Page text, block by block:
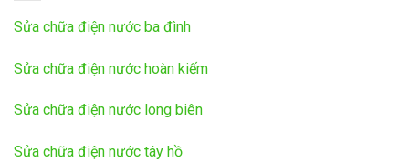
Sửa chữa điện nước ba đình
Sửa chữa điện nước hoàn kiếm
Sửa chữa điện nước long biên
Sửa chữa điện nước tây hồ